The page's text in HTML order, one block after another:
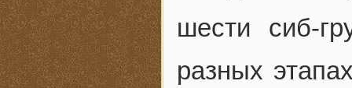
шести сиб-
разных